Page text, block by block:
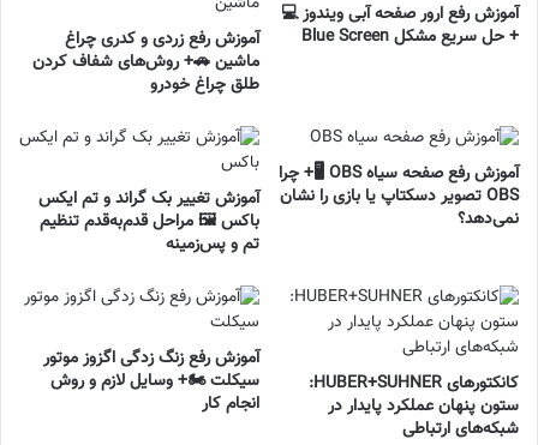
آموزش رفع ارور صفحه آبی ویندوز 💻
+ حل سریع مشکل Blue Screen
آموزش رفع زردی و کدری چراغ
ماشین 🚗+ روش‌های شفاف کردن
طلق چراغ خودرو
آموزش رفع صفحه سیاه OBS 🖥️+ چرا
OBS تصویر دسکتاپ یا بازی را نشان
نمی‌دهد؟
آموزش تغییر بک گراند و تم ایکس
باکس 🖼️ مراحل قدم‌به‌قدم تنظیم
تم و پس‌زمینه
کانکتورهای HUBER+SUHNER:
ستون پنهان عملکرد پایدار در
شبکه‌های ارتباطی
آموزش رفع زنگ زدگی اگزوز موتور
سیکلت 🏍️+ وسایل لازم و روش
انجام کار